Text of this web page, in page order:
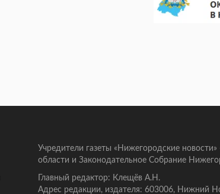
Учредители газеты «Нижегородские
области и Законодательное Собрание
Главный редактор: Клещёв А.Н.
Адрес редакции, издателя: 603006, Нижний